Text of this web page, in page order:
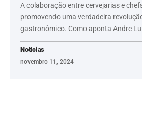
A colaboração entre cervejarias e
promovendo uma verdadeira
gastronômico. Como aponta Andre
Notícias
novembro 11, 2024